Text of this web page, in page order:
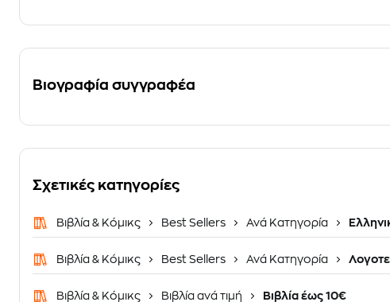
Βιογραφία συγγραφέα
Σχετικές κατηγορίες
Βιβλία & Κόμικς Best Sellers Ανά Κατηγορία
Βιβλία & Κόμικς Best Sellers Ανά Κατηγορία
Βιβλία & Κόμικς Βιβλία ανά τιμή Βιβλία έως 10€